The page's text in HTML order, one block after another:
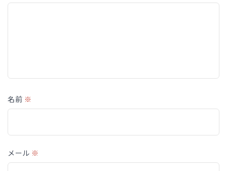
名前 ※
メール ※